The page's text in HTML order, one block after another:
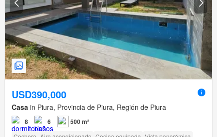
USD390,000
Casa in Piura, Provincia de Piura, Región de Piura
8 6 500 m²